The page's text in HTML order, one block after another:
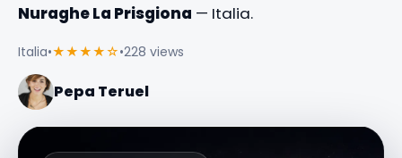
Nuraghe La Prisgiona — Italia.
Italia•★★★★☆•228 views
Pepa Teruel